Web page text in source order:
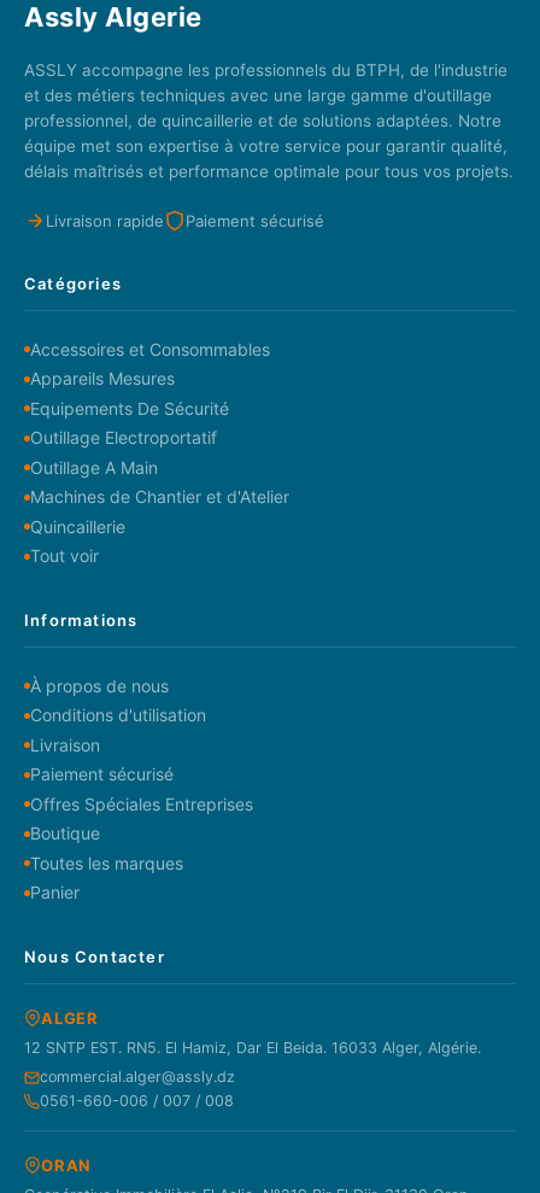
Assly Algerie
ASSLY accompagne les professionnels du BTPH, de l'industrie
et des métiers techniques avec une large gamme d'outillage
professionnel, de quincaillerie et de solutions adaptées. Notre
équipe met son expertise à votre service pour garantir qualité,
délais maîtrisés et performance optimale pour tous vos projets.
Livraison rapide Paiement sécurisé
Catégories
Accessoires et Consommables
Appareils Mesures
Equipements De Sécurité
Outillage Electroportatif
Outillage A Main
Machines de Chantier et d'Atelier
Quincaillerie
Tout voir
Informations
À propos de nous
Conditions d'utilisation
Livraison
Paiement sécurisé
Offres Spéciales Entreprises
Boutique
Toutes les marques
Panier
Nous Contacter
ALGER
12 SNTP EST. RN5. El Hamiz, Dar El Beida. 16033 Alger, Algérie.
commercial.alger@assly.dz
0561-660-006 / 007 / 008
ORAN